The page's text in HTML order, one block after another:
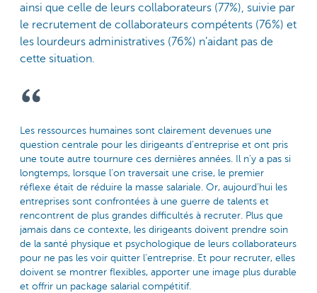
ainsi que celle de leurs collaborateurs (77%), suivie par
le recrutement de collaborateurs compétents (76%) et
les lourdeurs administratives (76%) n’aidant pas de
cette situation.
Les ressources humaines sont clairement devenues une
question centrale pour les dirigeants d’entreprise et ont pris
une toute autre tournure ces dernières années. Il n’y a pas si
longtemps, lorsque l’on traversait une crise, le premier
réflexe était de réduire la masse salariale. Or, aujourd’hui les
entreprises sont confrontées à une guerre de talents et
rencontrent de plus grandes difficultés à recruter. Plus que
jamais dans ce contexte, les dirigeants doivent prendre soin
de la santé physique et psychologique de leurs collaborateurs
pour ne pas les voir quitter l’entreprise. Et pour recruter, elles
doivent se montrer flexibles, apporter une image plus durable
et offrir un package salarial compétitif.